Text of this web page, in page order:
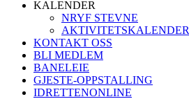
KALENDER
NRYF STEVNE
AKTIVITETSKALENDER
KONTAKT OSS
BLI MEDLEM
BANELEIE
GJESTE-OPPSTALLING
IDRETTENONLINE